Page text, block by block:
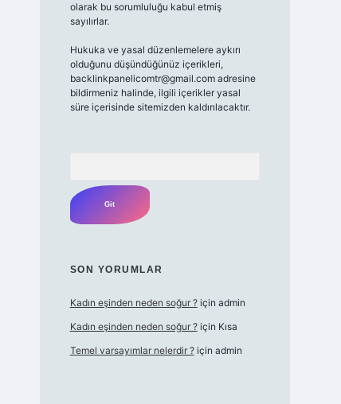
olarak bu sorumluluğu kabul etmiş
sayılırlar.
Hukuka ve yasal düzenlemelere aykırı
olduğunu düşündüğünüz içerikleri,
backlinkpanelicomtr@gmail.comadresine
bildirmeniz halinde, ilgili içerikler yasal
süre içerisinde sitemizden kaldırılacaktır.
SON YORUMLAR
Kadın eşinden neden soğur ?için admin
Kadın eşinden neden soğur ?için Kısa
Temel varsayımlar nelerdir ?için admin